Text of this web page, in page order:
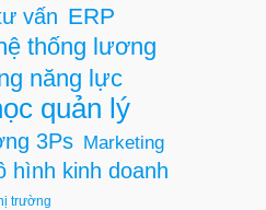
vấn ERP
thống lương
năng lực
quản lý
3Ps Marketing
hình kinh doanh
trường